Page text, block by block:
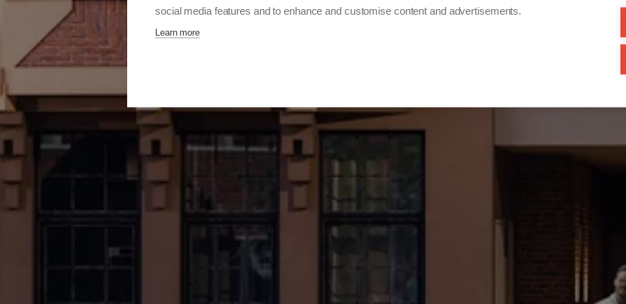
social media features and to enhance and customise content and advertisements.
Learn more